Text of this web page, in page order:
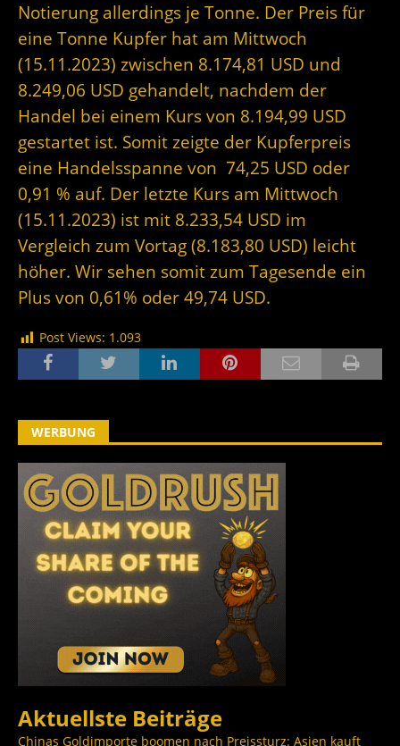
Notierung allerdings je Tonne. Der Preis für
eine Tonne Kupfer hat am Mittwoch
(15.11.2023) zwischen 8.174,81 USD und
8.249,06 USD gehandelt, nachdem der
Handel bei einem Kurs von 8.194,99 USD
gestartet ist. Somit zeigte der Kupferpreis
eine Handelsspanne von 74,25 USD oder
0,91 % auf. Der letzte Kurs am Mittwoch
(15.11.2023) ist mit 8.233,54 USD im
Vergleich zum Vortag (8.183,80 USD) leicht
höher. Wir sehen somit zum Tagesende ein
Plus von 0,61% oder 49,74 USD.
Post Views: 1.093
WERBUNG
Aktuellste Beiträge
Chinas Goldimporte boomen nach Preissturz: Asien kauft